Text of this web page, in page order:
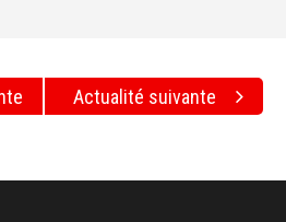
Actualité suivante